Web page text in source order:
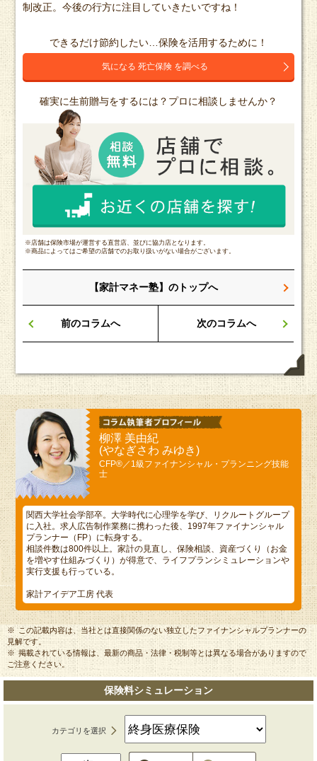
制改正。今後の行方に注目していきたいですね！
できるだけ節約したい…保険を活用するために！
気になる 死亡保険 を調べる
確実に生前贈与をするには？プロに相談しませんか？
※店舗は保険市場が運営する直営店、並びに協力店となります。
※商品によってはご希望の店舗でのお取り扱いがない場合がございます。
前のコラムへ 次のコラムへ
柳澤 美由紀
(やなぎさわ みゆき)
CFP®／1級ファイナンシャル・プランニング技能
士
関西大学社会学部卒。大学時代に心理学を学び、リクルートグループ
に入社。求人広告制作業務に携わった後、1997年ファイナンシャル
プランナー（FP）に転身する。
相談件数は800件以上。家計の見直し、保険相談、資産づくり（お金
を増やす仕組みづくり）が得意で、ライフプランシミュレーションや
実行支援も行っている。
家計アイデア工房 代表
この記載内容は、当社とは直接関係のない独立したファイナンシャルプランナーの
見解です。
掲載されている情報は、最新の商品・法律・税制等とは異なる場合がありますので
ご注意ください。
保険料シミュレーション
カテゴリを選択